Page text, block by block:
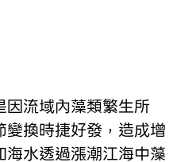
因流域內藻類繁生所
換時捷好發，造成增
水透過漲潮江海中藻